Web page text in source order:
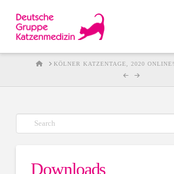
HOMEKÖLNER KATZENTAGE, 2020 ONLINE!
Suche
Downloads